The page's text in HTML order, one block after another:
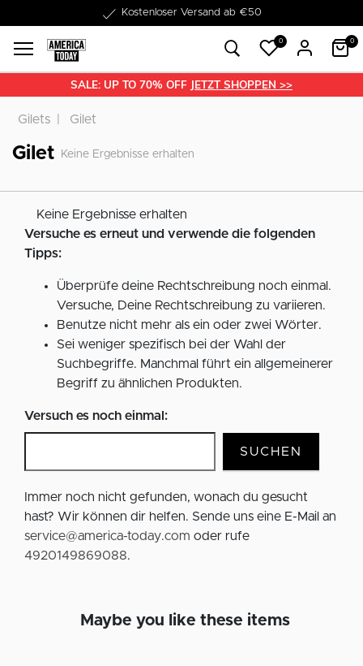
Kostenloser Versand ab €50
0 0
SALE: UP TO 70% OFF JETZT SHOPPEN >>
Gilets Gilet
Gilet Keine Ergebnisse erhalten
Keine Ergebnisse erhalten
Versuche es erneut und verwende die folgenden
Tipps:
Überprüfe deine Rechtschreibung noch einmal.
Versuche, Deine Rechtschreibung zu variieren.
Benutze nicht mehr als ein oder zwei Wörter.
Sei weniger spezifisch bei der Wahl der
Suchbegriffe. Manchmal führt ein allgemeinerer
Begriff zu ähnlichen Produkten.
Versuch es noch einmal:
SUCHEN
Immer noch nicht gefunden, wonach du gesucht
hast? Wir können dir helfen. Sende uns eine E-Mail an
service@america-today.com oder rufe
4920149869088.
Maybe you like these items